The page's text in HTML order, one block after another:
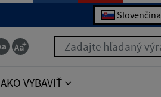
Slovenčina
Zadajte hľadaný výraz
AKO VYBAVIŤ